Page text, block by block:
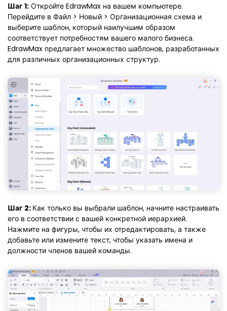
Шаг 1: Откройте EdrawMax на вашем компьютере.
Перейдите в Файл > Новый > Организационная схема и
выберите шаблон, который наилучшим образом
соответствует потребностям вашего малого бизнеса.
EdrawMax предлагает множество шаблонов, разработанных
для различных организационных структур.
Шаг 2: Как только вы выбрали шаблон, начните настраивать
его в соответствии с вашей конкретной иерархией.
Нажмите на фигуры, чтобы их отредактировать, а также
добавьте или измените текст, чтобы указать имена и
должности членов вашей команды.